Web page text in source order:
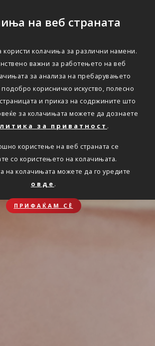
на веб страната
користи колачиња за различни намени.
важни за работењето на веб
за анализа на пребарувањето
корисничко искуство, полесно
и приказ на содржините што
за колачињата можете да дознаете
за приватност .
користење на веб страната се
со користењето на колачињата.
на колачињата можете да го уредите
овде .
ПРИФАЌАМ СЀ